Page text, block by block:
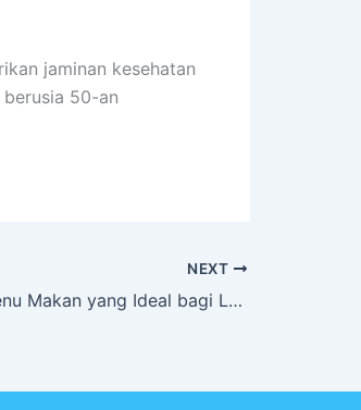
jaminan kesehatan
50-an
NEXT
5 Menu Makan yang Ideal bagi Lansia dan Porsinya